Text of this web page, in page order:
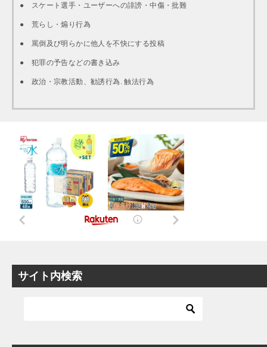
● スケート選手・ユーザーへの誹謗・中傷・批難
● 荒らし・煽り行為
● 罵倒及び明らかに他人を不快にする投稿
● 犯罪の予告などの書き込み
● 政治・宗教活動、勧誘行為. 触法行為
サイト内検索